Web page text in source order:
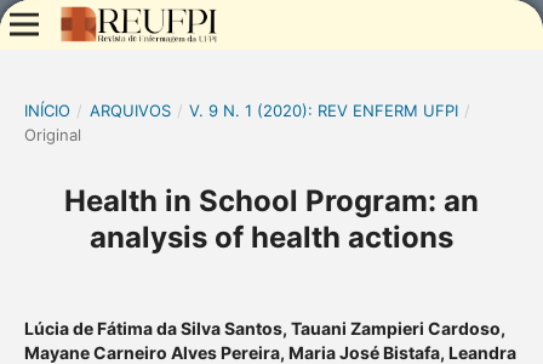
INÍCIO / ARQUIVOS / V. 9 N. 1 (2020): REV ENFERM UFPI /
Original
Health in School Program: an
analysis of health actions
Lúcia de Fátima da Silva Santos, Tauani Zampieri Cardoso,
Mayane Carneiro Alves Pereira, Maria José Bistafa, Leandra